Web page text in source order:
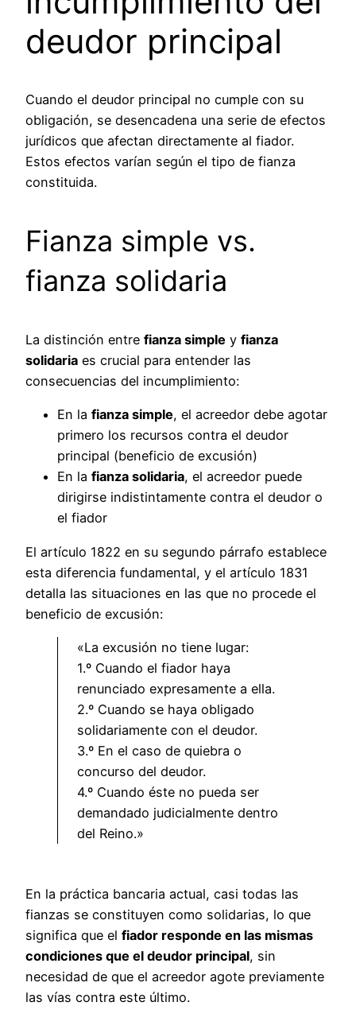
deudor principal
Cuando el deudor principal no cumple con su
obligación, se desencadena una serie de efectos
jurídicos que afectan directamente al fiador.
Estos efectos varían según el tipo de fianza
constituida.
Fianza simple vs.
fianza solidaria
La distinción entre fianza simple y fianza
solidaria es crucial para entender las
consecuencias del incumplimiento:
En la fianza simple, el acreedor debe agotar
primero los recursos contra el deudor
principal (beneficio de excusión)
En la fianza solidaria, el acreedor puede
dirigirse indistintamente contra el deudor o
el fiador
El artículo 1822 en su segundo párrafo establece
esta diferencia fundamental, y el artículo 1831
detalla las situaciones en las que no procede el
beneficio de excusión:
«La excusión no tiene lugar:
1.º Cuando el fiador haya
renunciado expresamente a ella.
2.º Cuando se haya obligado
solidariamente con el deudor.
3.º En el caso de quiebra o
concurso del deudor.
4.º Cuando éste no pueda ser
demandado judicialmente dentro
del Reino.»
En la práctica bancaria actual, casi todas las
fianzas se constituyen como solidarias, lo que
significa que el fiador responde en las mismas
condiciones que el deudor principal, sin
necesidad de que el acreedor agote previamente
las vías contra este último.